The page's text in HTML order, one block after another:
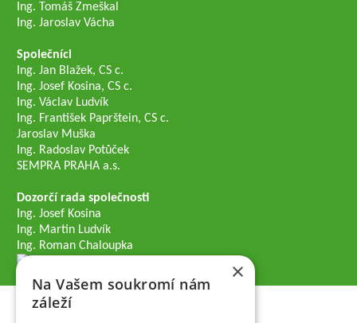
Ing. Tomáš Zmeškal
Ing. Jaroslav Vácha
Společníci
Ing. Jan Blažek, CS c.
Ing. Josef Kosina, CS c.
Ing. Václav Ludvík
Ing. František Paprštein, CS c.
Jaroslav Muška
Ing. Radoslav Potůček
SEMPRA PRAHA a.s.
Dozorčí rada společnosti
Ing. Josef Kosina
Ing. Martin Ludvík
Ing. Roman Chaloupka
×
Na Vašem soukromí nám
záleží